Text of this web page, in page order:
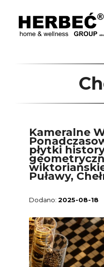
Kameralne
płytki
Puławy,
2025-08-18